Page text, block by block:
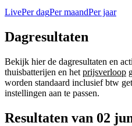
LivePer dagPer maandPer jaar
Dagresultaten
Bekijk hier de dagresultaten en
thuisbatterijen en het prijsverloop
worden standaard inclusief btw
instellingen aan te passen.
Resultaten van 02